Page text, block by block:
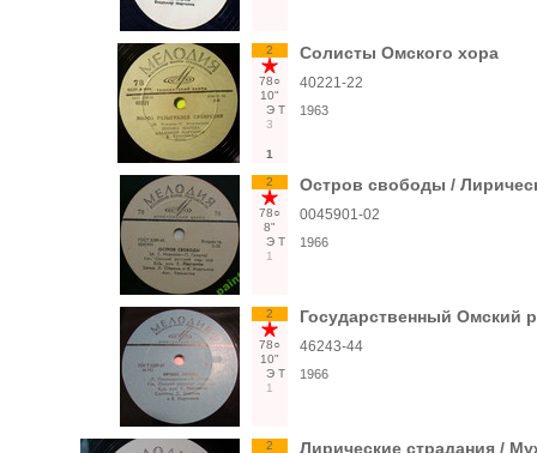
2
78○
10"
Э Т
3
1
Солисты Омского хора
40221-22
1963
2
78○
8"
Э Т
1
Остров свободы /
0045901-02
1966
2
78○
10"
Э Т
1
Государственный Омский
46243-44
1966
2 Лирические страдания /